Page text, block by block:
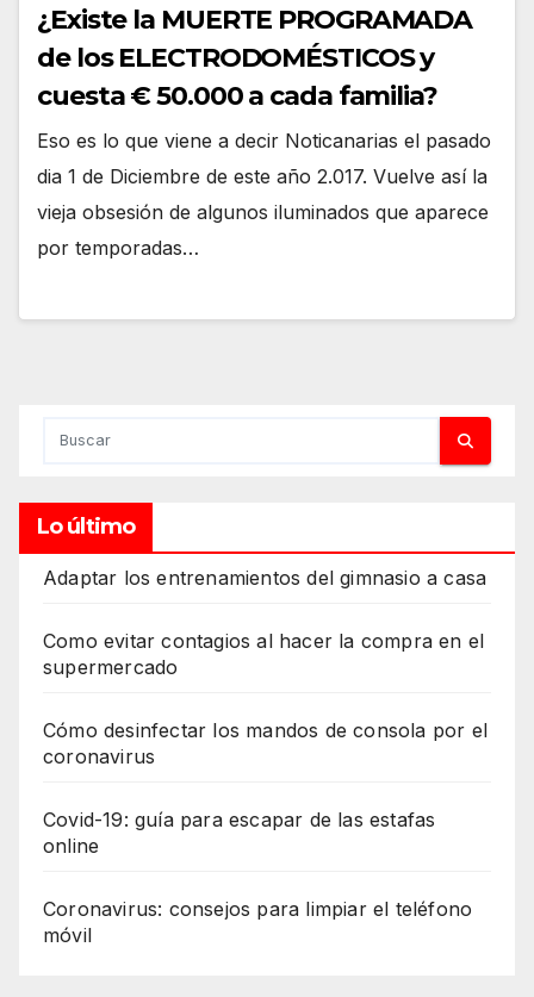
¿Existe la MUERTE PROGRAMADA
de los ELECTRODOMÉSTICOS y
cuesta € 50.000 a cada familia?
Eso es lo que viene a decir Noticanarias el pasado
dia 1 de Diciembre de este año 2.017. Vuelve así la
vieja obsesión de algunos iluminados que aparece
por temporadas…
Lo último
Adaptar los entrenamientos del gimnasio a casa
Como evitar contagios al hacer la compra en el
supermercado
Cómo desinfectar los mandos de consola por el
coronavirus
Covid-19: guía para escapar de las estafas
online
Coronavirus: consejos para limpiar el teléfono
móvil